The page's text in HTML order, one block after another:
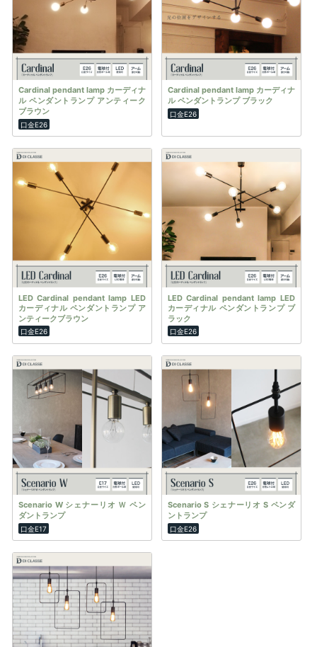
Cardinal pendant lamp カーディナ
ル ペンダントランプ アンティーク
ブラウン
口金E26
Cardinal pendant lamp カーディナ
ル ペンダントランプ ブラック
口金E26
LED Cardinal pendant lamp LED
カーディナル ペンダントランプ ア
ンティークブラウン
口金E26
LED Cardinal pendant lamp LED
カーディナル ペンダントランプ ブ
ラック
口金E26
Scenario W シェナーリオ Ｗ ペン
ダントランプ
口金E17
Scenario S シェナーリオ S ペンダ
ントランプ
口金E26